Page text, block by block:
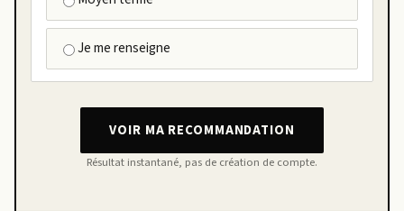
Je me renseigne
VOIR MA RECOMMANDATION
Résultat instantané, pas de création de compte.